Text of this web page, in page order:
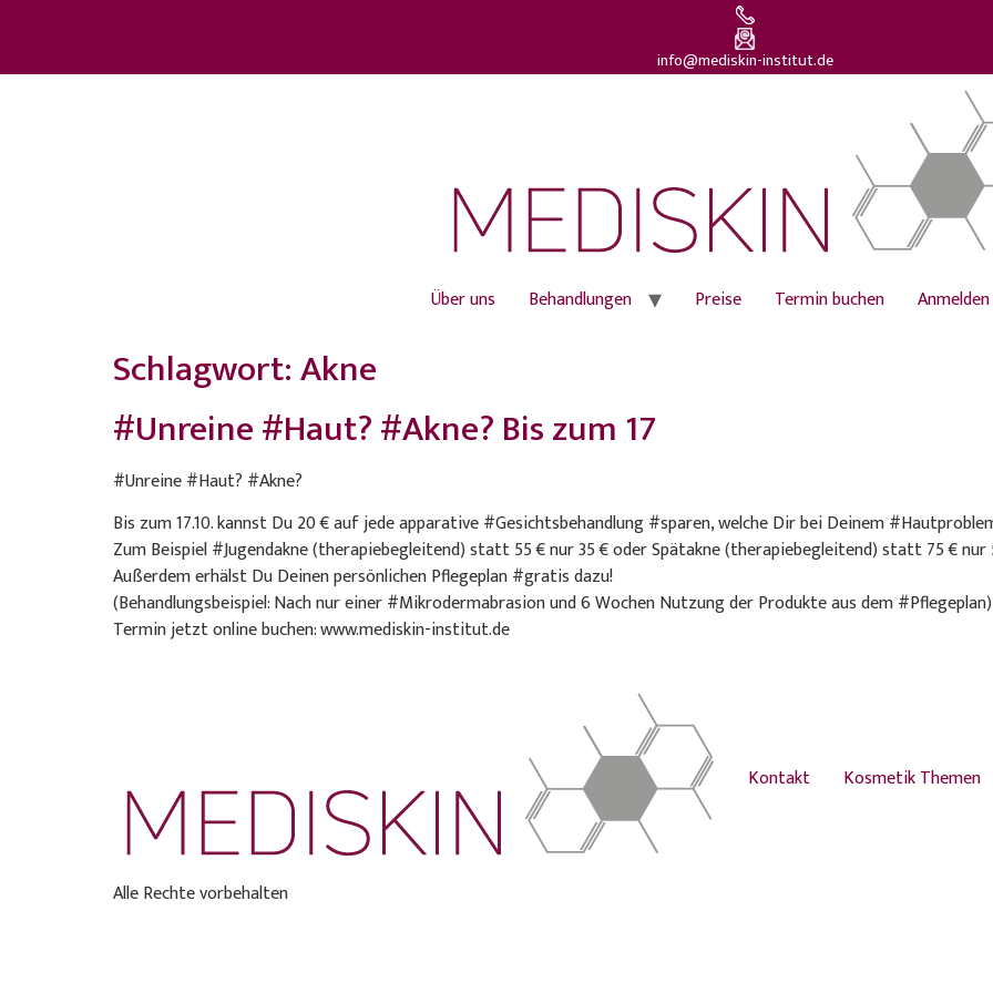
info@mediskin-institut.de
Über uns Behandlungen Preise Termin buchen Anmelden
Schlagwort:Akne
#Unreine #Haut? #Akne? Bis zum 17
#Unreine #Haut? #Akne?
Bis zum 17.10. kannst Du 20 € auf jede apparative #Gesichtsbehandlung #sparen, welche Dir bei Deinem
Zum Beispiel #Jugendakne (therapiebegleitend) statt 55 € nur 35 € oder Spätakne (therapiebegleitend) statt 75 € nur
Außerdem erhälst Du Deinen persönlichen Pflegeplan #gratis dazu!
(Behandlungsbeispiel: Nach nur einer #Mikrodermabrasion und 6 Wochen Nutzung der Produkte aus dem #Pflegeplan)
Termin jetzt online buchen: www.mediskin-institut.de
Kontakt Kosmetik Themen
Alle Rechte vorbehalten